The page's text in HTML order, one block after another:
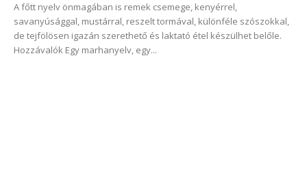
A főtt nyelv önmagában is remek csemege, kenyérrel,
savanyúsággal, mustárral, reszelt tormával, különféle szószokkal,
de tejfölösen igazán szerethető és laktató étel készülhet belőle.
Hozzávalók Egy marhanyelv, egy...